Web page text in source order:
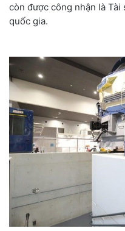
còn được công nhận là Tài
quốc gia.